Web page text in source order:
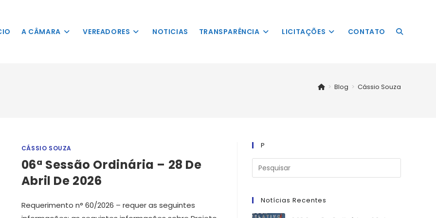
A CÂMARA VEREADORES NOTICIAS TRANSPARÊNCIA LICITAÇÕES CONTATO ALTERNAR
DO
> Blog > Cássio Souza
CÁSSIO SOUZA
06ª Sessão Ordinária – 28 De
Abril De 2026
Requerimento n° 60/2026 – requer as seguintes
P
Notícias Recentes